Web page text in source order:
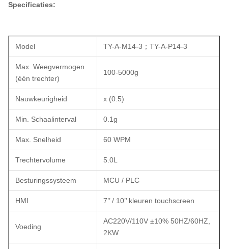
Specificaties:
Model TY-A-M14-3；TY-A-P14-3
Max. Weegvermogen
(één trechter)
100-5000g
Nauwkeurigheid x (0.5)
Min. Schaalinterval 0.1g
Max. Snelheid 60 WPM
Trechtervolume 5.0L
Besturingssysteem MCU / PLC
HMI 7’’ / 10’’ kleuren touchscreen
Voeding
AC220V/110V ±10% 50HZ/60HZ,
2KW